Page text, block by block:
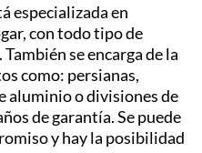
especializada en
con todo tipo de
se encarga de la
como: persianas,
aluminio o divisiones de
de garantía. Se puede
y hay la posibilidad